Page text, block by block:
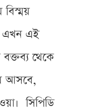
বিস্ময়
এখন এই
থেকে
আসবে,
সিপিডি